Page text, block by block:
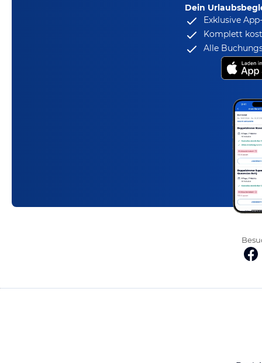
Dein
Exklusive
Komplett
Alle